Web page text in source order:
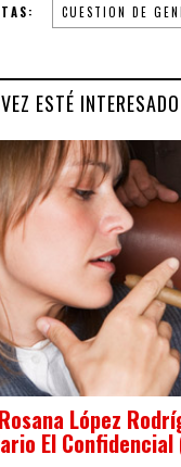
CUESTION DE
ESTÉ
López
El